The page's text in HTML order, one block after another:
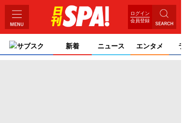
ログイン
会員登録
サブスク 新着 ニュース エンタメ